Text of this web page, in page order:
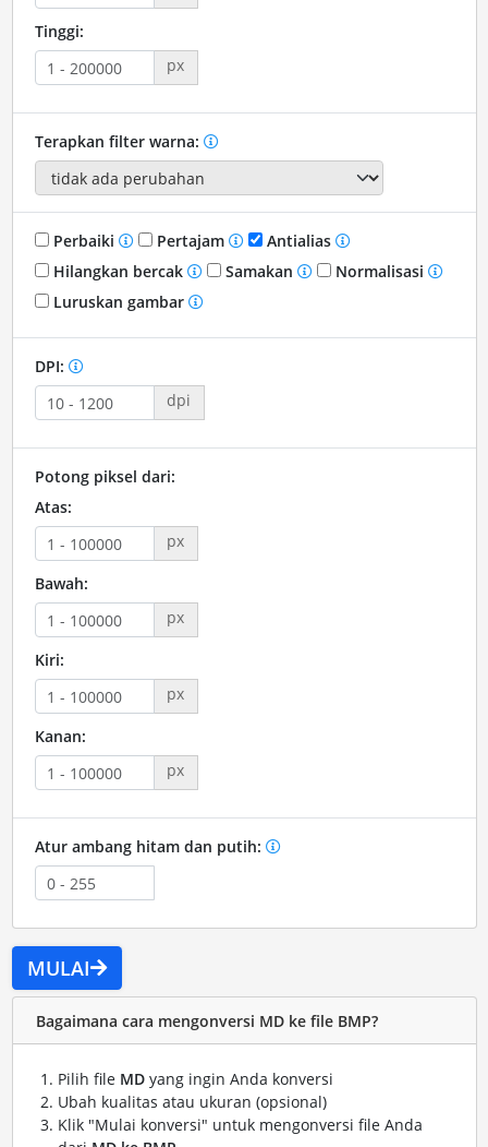
Tinggi:
px
Terapkan filter warna:
Perbaiki Pertajam
Antialias
Hilangkan bercak
Samakan
Normalisasi
Luruskan gambar
DPI:
dpi
Potong piksel dari:
Atas:
px
Bawah:
px
Kiri:
px
Kanan:
px
Atur ambang hitam dan putih:
MULAI
Bagaimana cara mengonversi MD ke file BMP?
Pilih file MDyang ingin Anda konversi
Ubah kualitas atau ukuran (opsional)
Klik "Mulai konversi" untuk mengonversi file Anda